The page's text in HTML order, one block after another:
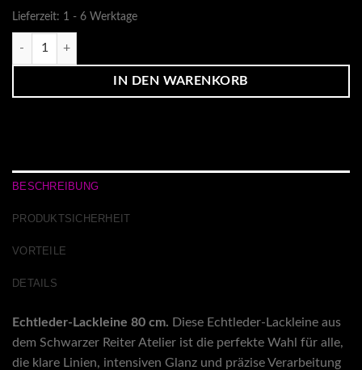
Lieferzeit: 1 - 6 Werktage
Lacklederleine schwarz Menge
IN DEN WARENKORB
BESCHREIBUNG
PRODUKTSICHERHEIT
VORTEILE
DETAILS
Echtleder-Lackleine 80 cm. Diese Echtleder-Lackleine aus
dem Schwarzer Reiter Atelier ist die perfekte Wahl für alle,
die klare Linien, intensiven Glanz und präzise Verarbeitung